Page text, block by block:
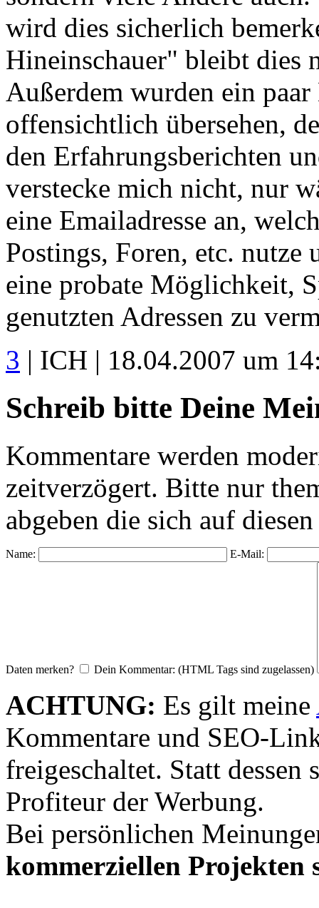
wird dies sicherlich
Hineinschauer" bleibt dies
Außerdem wurden ein
offensichtlich übersehen,
den Erfahrungsberichten
verstecke mich nicht, nur
eine Emailadresse an,
Postings, Foren, etc.
eine probate Möglichkeit,
genutzten Adressen zu
3 | ICH | 18.04.2007 um
Schreib bitte Deine
Kommentare werden
zeitverzögert. Bitte nur
abgeben die sich auf
Name: E-Mail:
Daten merken? Dein Kommentar: (HTML Tags sind zugelassen)
ACHTUNG: Es gilt meine
Kommentare und SEO-
freigeschaltet. Statt dessen
Profiteur der Werbung.
Bei persönlichen
kommerziellen Projekten